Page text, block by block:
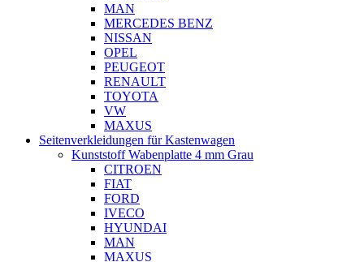
MAN
MERCEDES BENZ
NISSAN
OPEL
PEUGEOT
RENAULT
TOYOTA
VW
MAXUS
Seitenverkleidungen für Kastenwagen
Kunststoff Wabenplatte 4 mm Grau
CITROEN
FIAT
FORD
IVECO
HYUNDAI
MAN
MAXUS